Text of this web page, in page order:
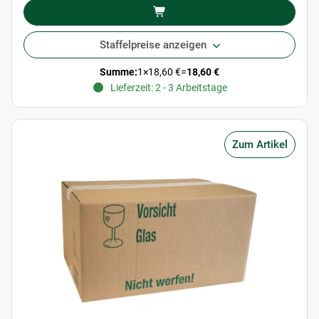
Staffelpreise anzeigen
Summe:1×18,60 €=18,60 €
Lieferzeit: 2 - 3 Arbeitstage
Zum Artikel